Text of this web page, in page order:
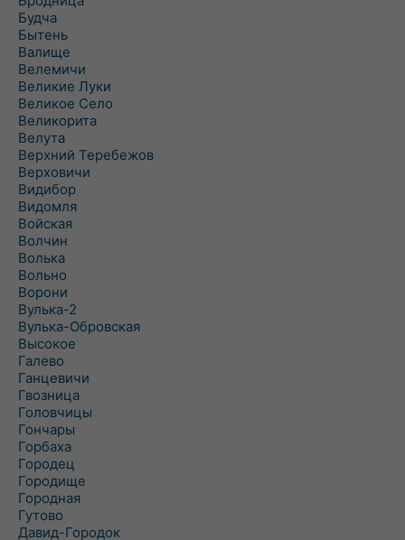
Будча
Бытень
Валище
Велемичи
Великие Луки
Великое Село
Великорита
Велута
Верхний Теребежов
Верховичи
Видибор
Видомля
Войская
Волчин
Волька
Вольно
Ворони
Вулька-2
Вулька-Обровская
Высокое
Галево
Ганцевичи
Гвозница
Головчицы
Гончары
Горбаха
Городец
Городище
Городная
Гутово
Давид-Городок